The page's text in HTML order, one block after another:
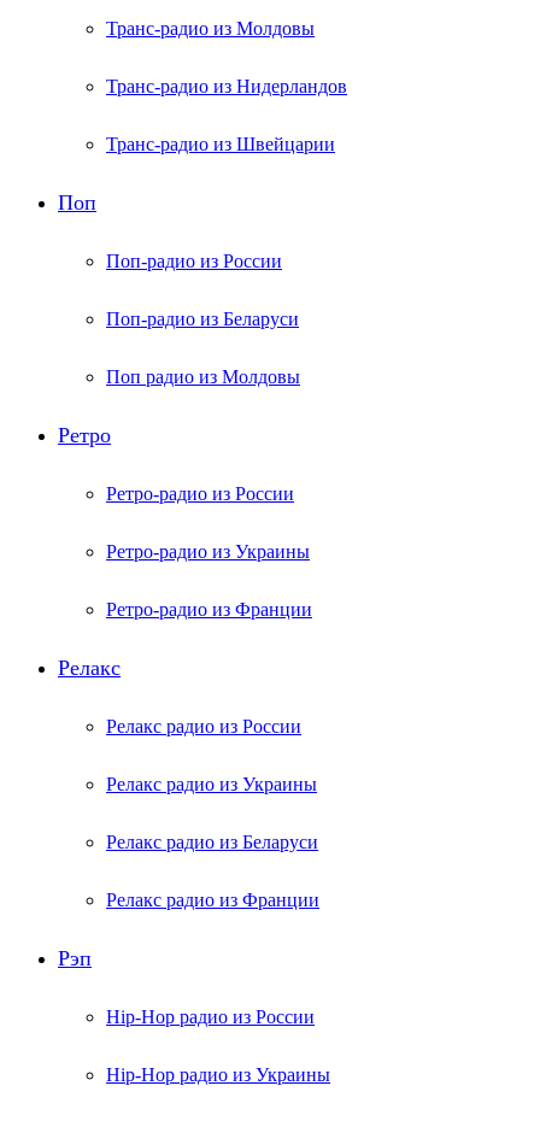
Транс-радио из Молдовы
Транс-радио из Нидерландов
Транс-радио из Швейцарии
Поп
Поп-радио из России
Поп-радио из Беларуси
Поп радио из Молдовы
Ретро
Ретро-радио из России
Ретро-радио из Украины
Ретро-радио из Франции
Релакс
Релакс радио из России
Релакс радио из Украины
Релакс радио из Беларуси
Релакс радио из Франции
Рэп
Hip-Hop радио из России
Hip-Hop радио из Украины